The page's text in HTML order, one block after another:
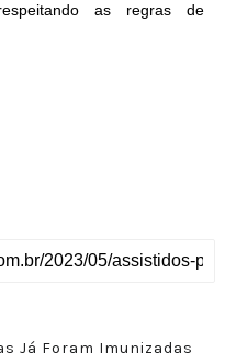
as regras de
Já Foram Imunizadas